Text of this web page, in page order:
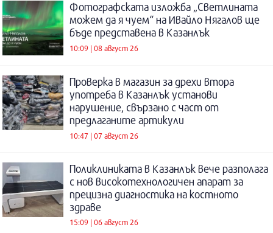
Фотографската изложба „Светлината
можем да я чуем“ на Ивайло Нягалов ще
бъде представена в Казанлък
10:09 | 08 август 26
Проверка в магазин за дрехи втора
употреба в Казанлък установи
нарушение, свързано с част от
предлаганите артикули
10:47 | 07 август 26
Поликлиниката в Казанлък вече разполага
с нов високотехнологичен апарат за
прецизна диагностика на костното
здраве
15:09 | 06 август 26